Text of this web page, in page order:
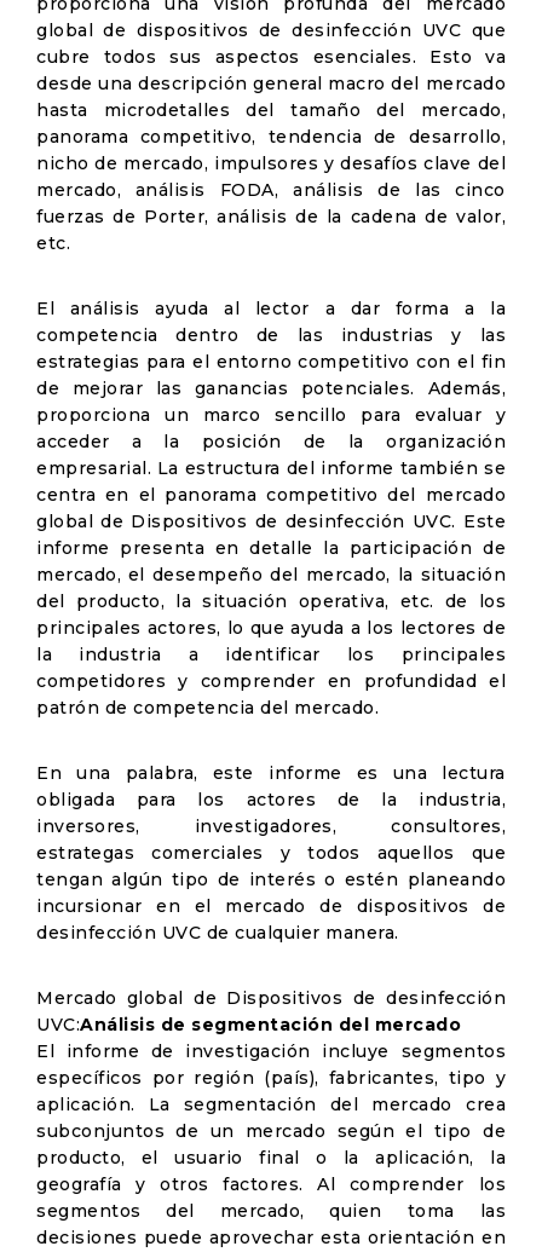
global de dispositivos de desinfección UVC que
cubre todos sus aspectos esenciales. Esto va
desde una descripción general macro del mercado
hasta microdetalles del tamaño del mercado,
panorama competitivo, tendencia de desarrollo,
nicho de mercado, impulsores y desafíos clave del
mercado, análisis FODA, análisis de las cinco
fuerzas de Porter, análisis de la cadena de valor,
etc.
El análisis ayuda al lector a dar forma a la
competencia dentro de las industrias y las
estrategias para el entorno competitivo con el fin
de mejorar las ganancias potenciales. Además,
proporciona un marco sencillo para evaluar y
acceder a la posición de la organización
empresarial. La estructura del informe también se
centra en el panorama competitivo del mercado
global de Dispositivos de desinfección UVC. Este
informe presenta en detalle la participación de
mercado, el desempeño del mercado, la situación
del producto, la situación operativa, etc. de los
principales actores, lo que ayuda a los lectores de
la industria a identificar los principales
competidores y comprender en profundidad el
patrón de competencia del mercado.
En una palabra, este informe es una lectura
obligada para los actores de la industria,
inversores, investigadores, consultores,
estrategas comerciales y todos aquellos que
tengan algún tipo de interés o estén planeando
incursionar en el mercado de dispositivos de
desinfección UVC de cualquier manera.
Mercado global de Dispositivos de desinfección
UVC:Análisis de segmentación del mercado
El informe de investigación incluye segmentos
específicos por región (país), fabricantes, tipo y
aplicación. La segmentación del mercado crea
subconjuntos de un mercado según el tipo de
producto, el usuario final o la aplicación, la
geografía y otros factores. Al comprender los
segmentos del mercado, quien toma las
decisiones puede aprovechar esta orientación en